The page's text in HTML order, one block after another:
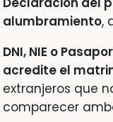
alumbramiento,
DNI, NIE o
acredite el
extranjeros que
comparecer